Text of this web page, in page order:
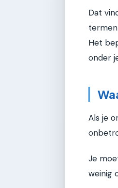
Dat
termen
Het
onder
Als je
Je
weinig